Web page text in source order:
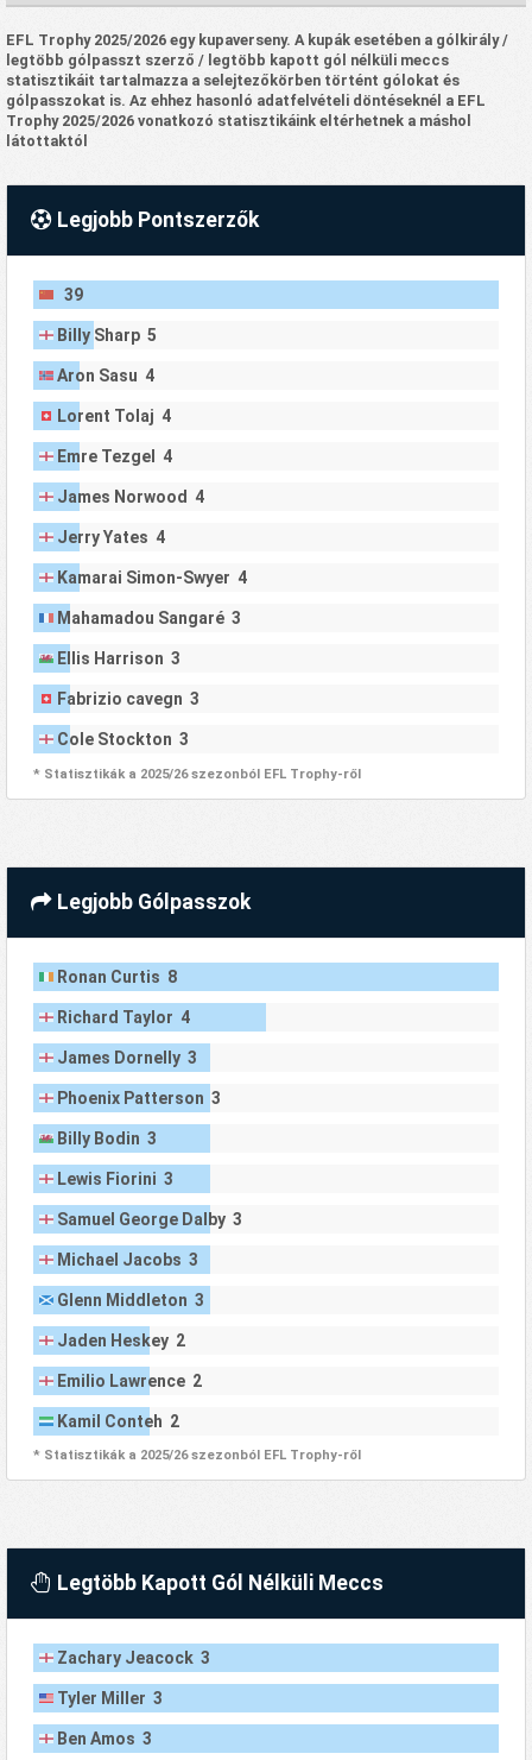
EFL Trophy 2025/2026 egy kupaverseny. A kupák esetében a gólkirály /
legtöbb gólpasszt szerző / legtöbb kapott gól nélküli meccs
statisztikáit tartalmazza a selejtezőkörben történt gólokat és
gólpasszokat is. Az ehhez hasonló adatfelvételi döntéseknél a EFL
Trophy 2025/2026 vonatkozó statisztikáink eltérhetnek a máshol
látottaktól
Legjobb Pontszerzők
39
Billy Sharp 5
Aron Sasu 4
Lorent Tolaj 4
Emre Tezgel 4
James Norwood 4
Jerry Yates 4
Kamarai Simon-Swyer 4
Mahamadou Sangaré 3
Ellis Harrison 3
Fabrizio cavegn 3
Cole Stockton 3
* Statisztikák a 2025/26 szezonból EFL Trophy-ről
Legjobb Gólpasszok
Ronan Curtis 8
Richard Taylor 4
James Dornelly 3
Phoenix Patterson 3
Billy Bodin 3
Lewis Fiorini 3
Samuel George Dalby 3
Michael Jacobs 3
Glenn Middleton 3
Jaden Heskey 2
Emilio Lawrence 2
Kamil Conteh 2
* Statisztikák a 2025/26 szezonból EFL Trophy-ről
Legtöbb Kapott Gól Nélküli Meccs
Zachary Jeacock 3
Tyler Miller 3
Ben Amos 3